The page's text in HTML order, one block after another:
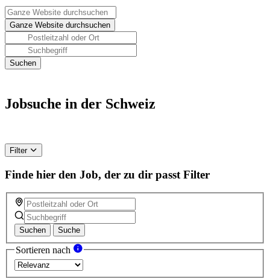
Jobsuche in der Schweiz
Filter
Finde hier den Job, der zu dir passt Filter
Suchen Suche
Sortieren nach